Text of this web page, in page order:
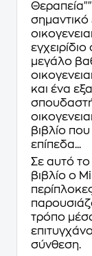
µεγάλο
και ένα
βιβλίο
επίπεδα...
Σε αυτό
βιβλίο ο
τρόπο
σύνθεση.